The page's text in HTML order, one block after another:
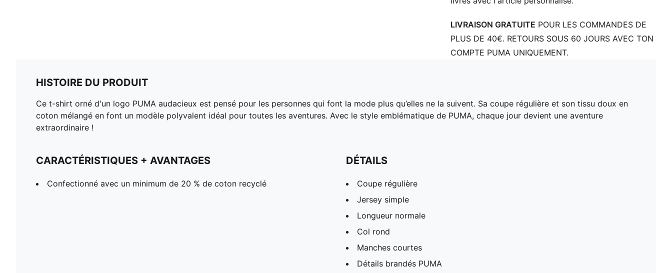
LIVRAISON GRATUITE POUR LES COMMANDES DE
PLUS DE 40€. RETOURS SOUS 60 JOURS AVEC TON
COMPTE PUMA UNIQUEMENT.
HISTOIRE DU PRODUIT
Ce t-shirt orné d'un logo PUMA audacieux est pensé pour les personnes qui font la mode plus qu’elles ne la suivent. Sa coupe régulière et son tissu doux en
coton mélangé en font un modèle polyvalent idéal pour toutes les aventures. Avec le style emblématique de PUMA, chaque jour devient une aventure
extraordinaire !
CARACTÉRISTIQUES + AVANTAGES
Confectionné avec un minimum de 20 % de coton recyclé
DÉTAILS
Coupe régulière
Jersey simple
Longueur normale
Col rond
Manches courtes
Détails brandés PUMA